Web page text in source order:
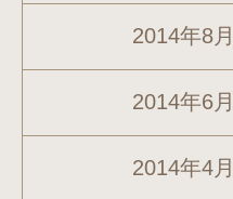
2014年8月
2014年6月
2014年4月